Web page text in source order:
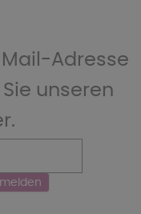
Mail-Adresse
unseren